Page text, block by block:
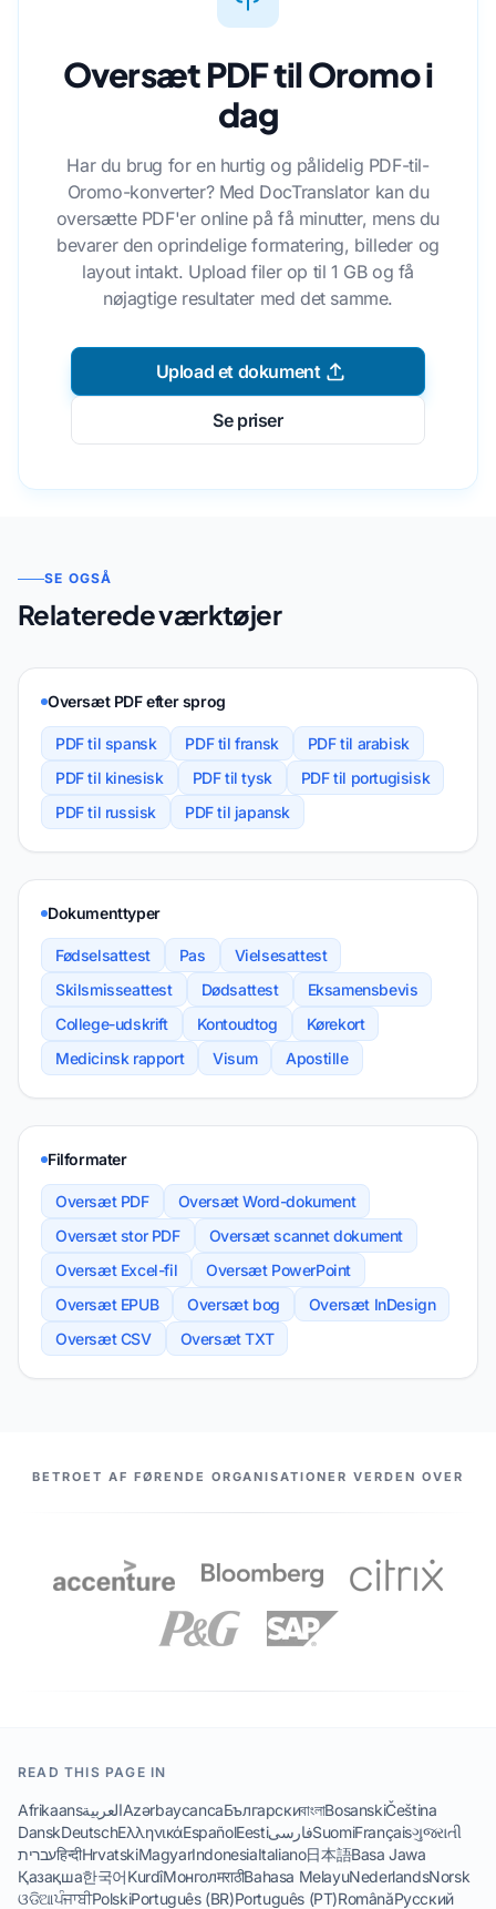
Oversæt PDF til Oromo i
dag
Har du brug for en hurtig og pålidelig PDF-til-
Oromo-konverter? Med DocTranslator kan du
oversætte PDF'er online på få minutter, mens du
bevarer den oprindelige formatering, billeder og
layout intakt. Upload filer op til 1 GB og få
nøjagtige resultater med det samme.
Upload et dokument
Se priser
SE OGSÅ
Relaterede værktøjer
Oversæt PDF efter sprog
PDF til spansk PDF til fransk
PDF til arabisk
PDF til kinesisk
PDF til tysk
PDF til portugisisk
PDF til russisk
PDF til japansk
Dokumenttyper
Fødselsattest Pas
Vielsesattest
Skilsmisseattest
Dødsattest
Eksamensbevis
College-udskrift
Kontoudtog
Kørekort
Medicinsk rapport
Visum Apostille
Filformater
Oversæt PDF
Oversæt Word-dokument
Oversæt stor PDF
Oversæt scannet dokument
Oversæt Excel-fil
Oversæt PowerPoint
Oversæt EPUB
Oversæt bog
Oversæt InDesign
Oversæt CSV
Oversæt TXT
VORES PARTNERE
BETROET AF FØRENDE ORGANISATIONER VERDEN OVER
READ THIS PAGE IN
AfrikaansالعربيةAzərbaycancaБългарскиবাংলাBosanskiČeština
DanskDeutschΕλληνικάEspañolEestiفارسیSuomiFrançaisગુજરાતી
עבריתहिन्दीHrvatskiMagyarIndonesiaItaliano日本語Basa Jawa
Қазақша한국어KurdîМонголमराठीBahasa MelayuNederlandsNorsk
ଓଡିଆਪੰਜਾਬੀPolskiPortuguês (BR)Português (PT)RomânăРусский